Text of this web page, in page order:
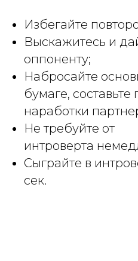
Избегайте
Выскажитесь и
оппоненту;
Набросайте
бумаге,
наработки
Не требуйте от
интроверта
Сыграйте в
сек.